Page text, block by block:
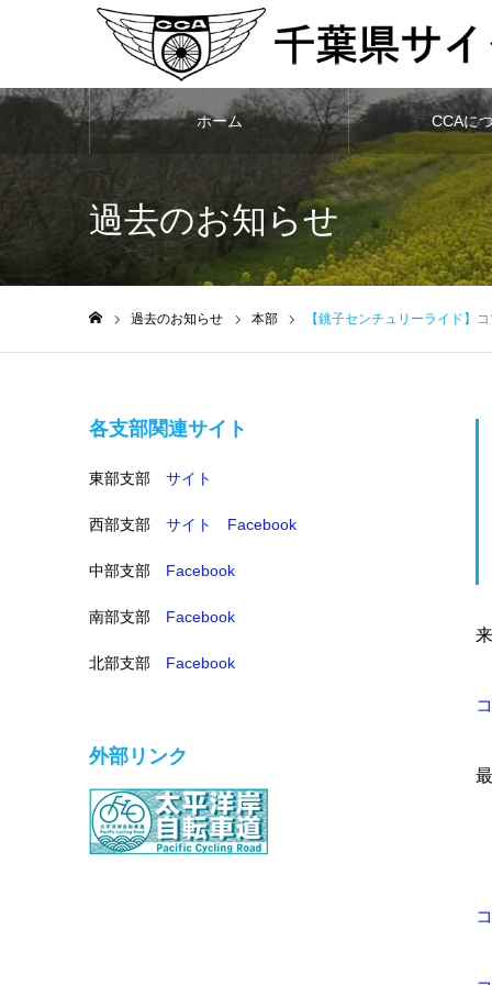
ホーム CCAに
過去のお知らせ
過去のお知らせ 本部 【銚子センチュリーライド】
各支部関連サイト
東部支部 サイト
西部支部 サイト Facebook
中部支部 Facebook
南部支部 Facebook
北部支部 Facebook
外部リンク